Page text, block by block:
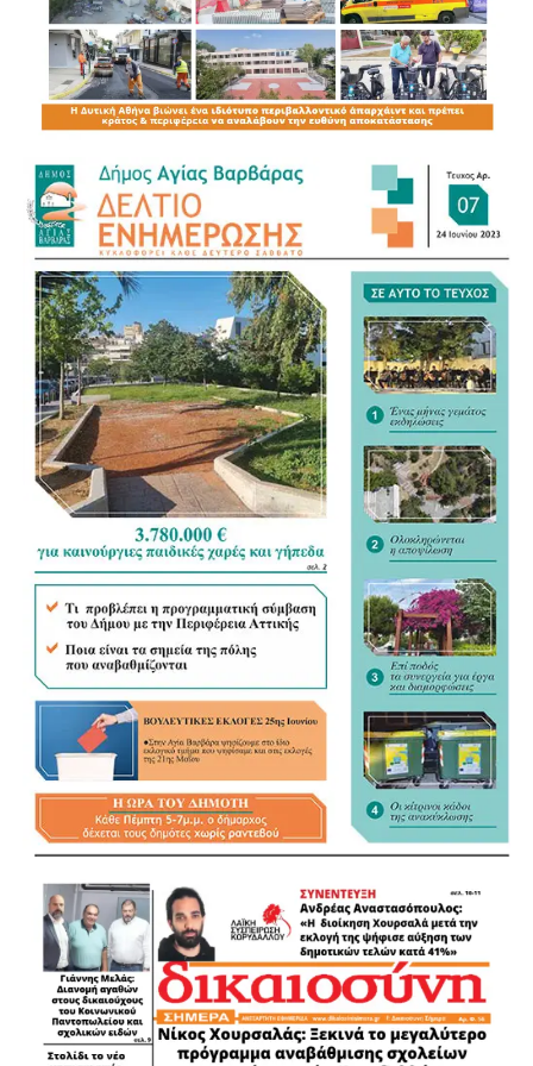
Για τον νέο Κώδικα της Αυτοδιοίκησης αναγνώρισε ως
σημαντικό βήμα τη συγκέντρωση της διάσπαρτης
νομοθεσίας σε ένα ενιαίο κείμενο, άσκησε όμως κριτική
στον τρόπο με τον οποίο διαμορφώνεται. «Η
Αυτοδιοίκηση ξέρει τι Αυτοδιοίκηση θέλει», σημείωσε,
υποστηρίζοντας ότι οι Δήμοι θα έπρεπε να έχουν πολύ
πιο καθοριστικό ρόλο στη διαμόρφωση του νέου
πλαισίου.
«Τα ουσιώδη είναι οι αρμοδιότητες και οι πόροι»
Αναφερόμενος στη συζήτηση για το εκλογικό σύστημα, τη
δεύτερη Κυριακή και την Αποκεντρωμένη Διοίκηση, ο